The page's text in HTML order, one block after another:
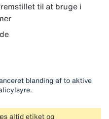
til at bruge i
blanding af to aktive
altid etiket og